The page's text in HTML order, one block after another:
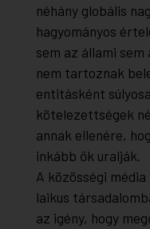
néhány globális
hagyományos
sem az állami
nem tartoznak
entitásként
kötelezettségek
annak ellenére,
inkább ők uralják.
A közösségi
laikus
az igény, hogy